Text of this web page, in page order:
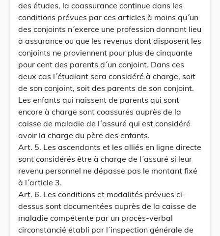
des études, la coassurance continue dans les
conditions prévues par ces articles à moins qu´un
des conjoints n´exerce une profession donnant lieu
à assurance ou que les revenus dont disposent les
conjoints ne proviennent pour plus de cinquante
pour cent des parents d´un conjoint. Dans ces
deux cas l´étudiant sera considéré à charge, soit
de son conjoint, soit des parents de son conjoint.
Les enfants qui naissent de parents qui sont
encore à charge sont coassurés auprès de la
caisse de maladie de l´assuré qui est considéré
avoir la charge du père des enfants.
Art. 5. Les ascendants et les alliés en ligne directe
sont considérés être à charge de l´assuré si leur
revenu personnel ne dépasse pas le montant fixé
à l´article 3.
Art. 6. Les conditions et modalités prévues ci-
dessus sont documentées auprès de la caisse de
maladie compétente par un procès-verbal
circonstancié établi par l´inspection générale de